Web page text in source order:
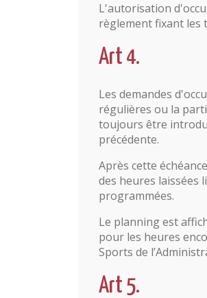
L'autorisation
règlement fixant les
Art 4.
Les demandes
régulières ou la
toujours être
précédente.
Après cette
des heures laissées
programmées.
Le planning est
pour les heures
Sports de
Art 5.